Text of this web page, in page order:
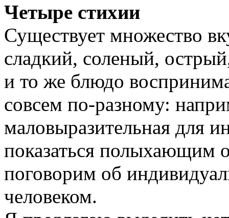
Четыре стихии
Существует множество
сладкий, соленый,
и то же блюдо
совсем по-разному:
маловыразительная для
показаться полыхающим
поговорим об
человеком.